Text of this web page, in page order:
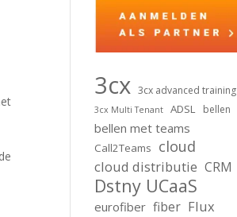
3cx 3cx advanced training
3cx Multi Tenant ADSL bellen
bellen met teams
Call2Teams cloud
cloud distributie CRM
Dstny UCaaS
eurofiber fiber Flux